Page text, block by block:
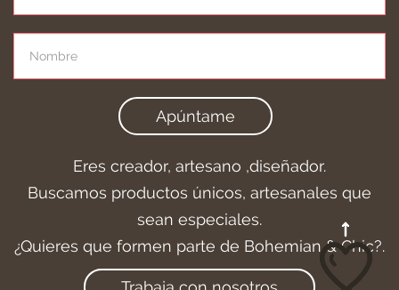
Apúntame
Eres creador, artesano ,diseñador.
Buscamos productos únicos, artesanales que
sean especiales.
¿Quieres que formen parte de Bohemian & Chic?.